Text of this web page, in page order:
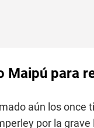
Maipú para
aún los once
por la